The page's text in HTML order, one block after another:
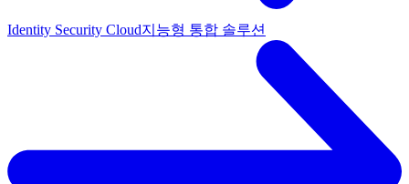
Identity Security Cloud지능형 통합 솔루션